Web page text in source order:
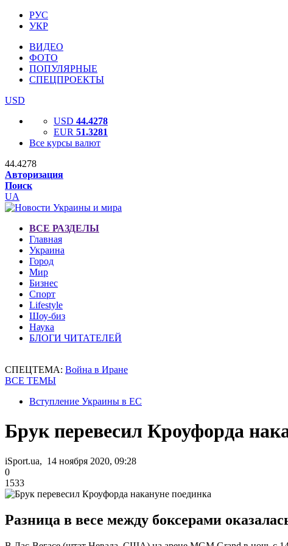
РУС
УКР
ВИДЕО
ФОТО
ПОПУЛЯРНЫЕ
СПЕЦПРОЕКТЫ
USD
USD 44.4278
EUR 51.3281
Все курсы валют
44.4278
Авторизация
Поиск
UA
ВСЕ РАЗДЕЛЫ
Главная
Украина
Город
Мир
Бизнес
Спорт
Lifestyle
Шоу-биз
Наука
БЛОГИ ЧИТАТЕЛЕЙ
СПЕЦТЕМА: Война в Иране
ВСЕ ТЕМЫ
Вступление Украины в ЕС
Брук перевесил Кроуфорда
iSport.ua, 14 ноября 2020, 09:28
0
1533
Разница в весе между боксерами